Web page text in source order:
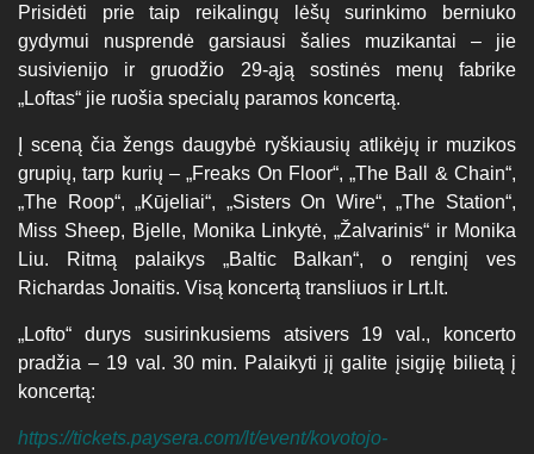
Prisidėti prie taip reikalingų lėšų surinkimo berniuko
gydymui nusprendė garsiausi šalies muzikantai – jie
susivienijo ir gruodžio 29-ąją sostinės menų fabrike
„Loftas“ jie ruošia specialų paramos koncertą.
Į sceną čia žengs daugybė ryškiausių atlikėjų ir muzikos
grupių, tarp kurių – „Freaks On Floor“, „The Ball & Chain“,
„The Roop“, „Kūjeliai“, „Sisters On Wire“, „The Station“,
Miss Sheep, Bjelle, Monika Linkytė, „Žalvarinis“ ir Monika
Liu. Ritmą palaikys „Baltic Balkan“, o renginį ves
Richardas Jonaitis. Visą koncertą transliuos ir Lrt.lt.
„Lofto“ durys susirinkusiems atsivers 19 val., koncerto
pradžia – 19 val. 30 min. Palaikyti jį galite įsigiję bilietą į
koncertą:
https://tickets.paysera.com/lt/event/kovotojo-